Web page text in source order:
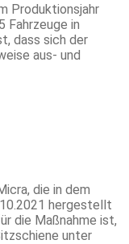
Produktionsjahr
Fahrzeuge in
dass sich der
aus- und
die in dem
hergestellt
die Maßnahme ist,
unter